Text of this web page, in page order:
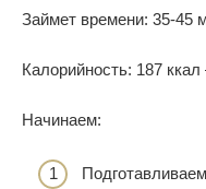
Займет времени: 35-45
Калорийность: 187 ккал
Начинаем: